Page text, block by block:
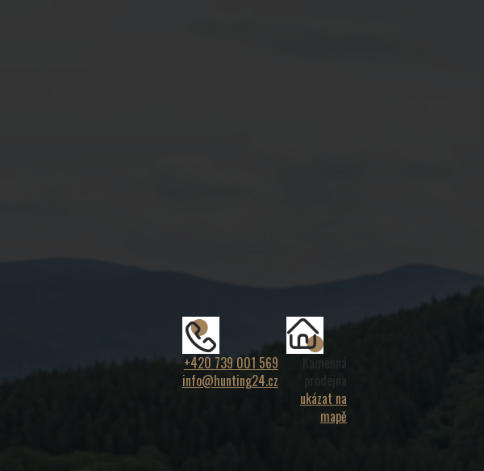
+420 739 001 569
info@hunting24.cz
Kamenná
prodejna
ukázat na
mapě